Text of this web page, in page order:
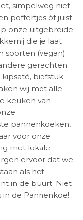
simpelweg niet
poffertjes óf juist
onze uitgebreide
die je laat
soorten (vegan)
gerechten
kipsaté, biefstuk
wij met alle
keuken van
pannenkoeken,
voor onze
met lokale
ervoor dat we
als het
in de buurt. Niet
in de Pannenkoe!